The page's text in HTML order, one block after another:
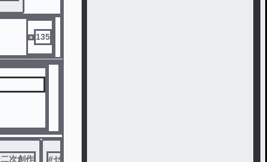
135
二次創作 #ゼラ